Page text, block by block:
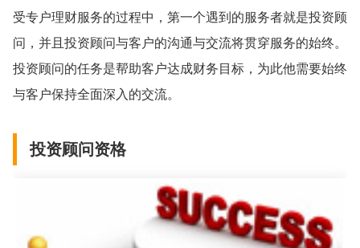
受专户理财服务的过程中，第一个遇到的服务者就是投资顾
问，并且投资顾问与客户的沟通与交流将贯穿服务的始终。
投资顾问的任务是帮助客户达成财务目标，为此他需要始终
与客户保持全面深入的交流。
投资顾问资格